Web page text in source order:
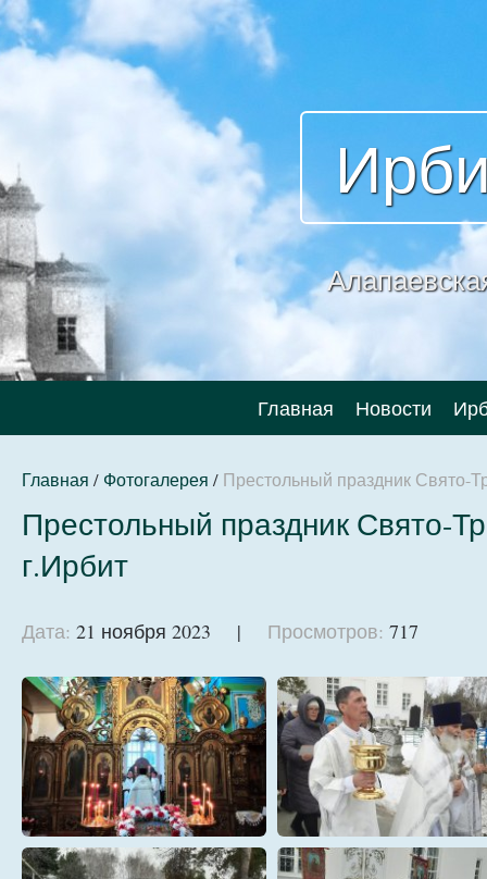
Главная Новости
Главная / Фотогалерея / Престольный праздник Свято-
Престольный праздник Свято-
г.Ирбит
Дата: 21 ноября 2023 | Просмотров: 717